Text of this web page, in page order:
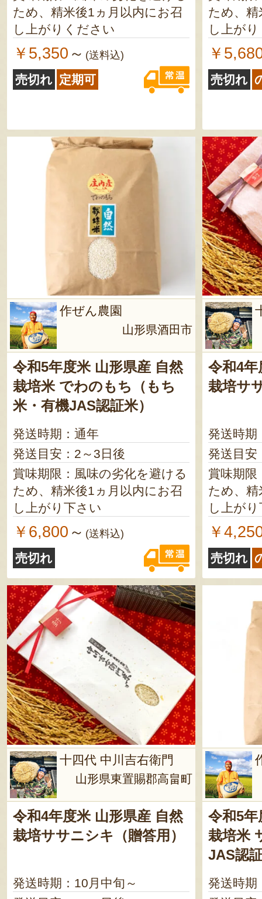
ため、精米後1ヵ月以内にお召
し上がりください
￥5,350 ～ (送料込)
売切れ 定期可
ため、
し上が
￥
売切れ
作ぜん農園
山形県酒田市
令和5年度米 山形県産 自然
栽培米 でわのもち（もち
米・有機JAS認証米）
発送時期：通年
発送目安：2～3日後
賞味期限：風味の劣化を避ける
ため、精米後1ヵ月以内にお召
し上がり下さい
￥6,800 ～ (送料込)
売切れ
令和4年
栽培サ
発送時期
発送目安
賞味期限
ため、
し上が
￥
売切れ
十四代 中川吉右衛門
山形県東置賜郡高畠町
令和4年度米 山形県産 自然
栽培ササニシキ（贈答用）
発送時期：10月中旬～
令和5年
栽培米
JAS認
発送時期